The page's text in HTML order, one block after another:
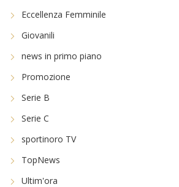
Eccellenza Femminile
Giovanili
news in primo piano
Promozione
Serie B
Serie C
sportinoro TV
TopNews
Ultim'ora